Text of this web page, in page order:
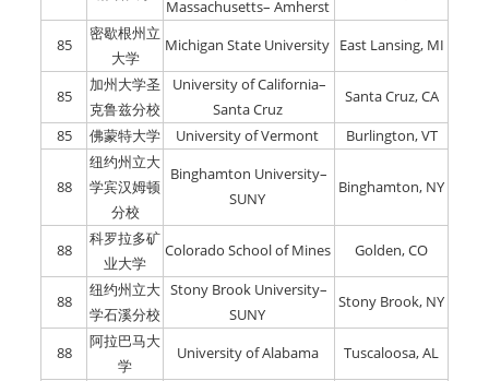
Massachusetts– Amherst
85
密歇根州立
大学
Michigan State University East Lansing, MI
85
加州大学圣
克鲁兹分校
University of California–
Santa Cruz
Santa Cruz, CA
85
佛蒙特大学 University of Vermont Burlington, VT
88
纽约州立大
学宾汉姆顿
分校
Binghamton University–
SUNY
Binghamton, NY
88
科罗拉多矿
业大学
Colorado School of Mines Golden, CO
88
纽约州立大
学石溪分校
Stony Brook University–
SUNY
Stony Brook, NY
88
阿拉巴马大
学
University of Alabama Tuscaloosa, AL